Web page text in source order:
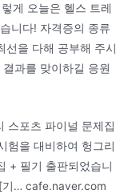
게 오늘은 헬스 트레
니다! 자격증의 종류
선을 다해 공부해 주시
과를 맞이하길 응원
스포츠 파이널 문제집
험을 대비하여 헝그리
+ 필기 출판되었습니
기… cafe.naver.com